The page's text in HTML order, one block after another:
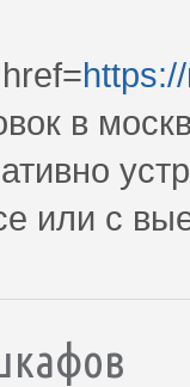
в
или с